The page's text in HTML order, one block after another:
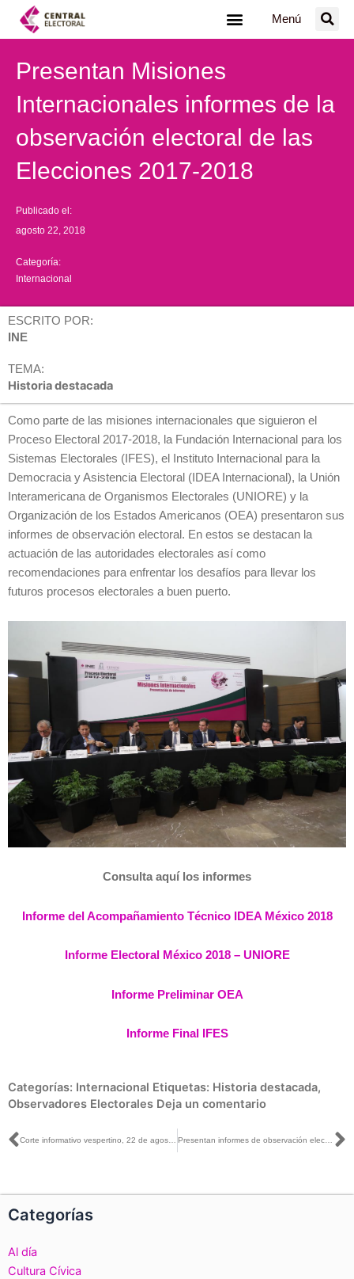
Menú
Presentan Misiones
Internacionales informes de la
observación electoral de las
Elecciones 2017-2018
Publicado el:
agosto 22, 2018
Categoría:
Internacional
ESCRITO POR:
INE
TEMA:
Historia destacada
Como parte de las misiones internacionales que siguieron el
Proceso Electoral 2017-2018, la Fundación Internacional para los
Sistemas Electorales (IFES), el Instituto Internacional para la
Democracia y Asistencia Electoral (IDEA Internacional), la Unión
Interamericana de Organismos Electorales (UNIORE) y la
Organización de los Estados Americanos (OEA) presentaron sus
informes de observación electoral. En estos se destacan la
actuación de las autoridades electorales así como
recomendaciones para enfrentar los desafíos para llevar los
futuros procesos electorales a buen puerto.
Consulta aquí los informes
Informe del Acompañamiento Técnico IDEA México 2018
Informe Electoral México 2018 – UNIORE
Informe Preliminar OEA
Informe Final IFES
Categorías: Internacional Etiquetas: Historia destacada,
Observadores Electorales Deja un comentario
Ant Presentan informes de observación electoral internacional y nacional, de las #Elecciones 2018
Categorías
Al día
Cultura Cívica